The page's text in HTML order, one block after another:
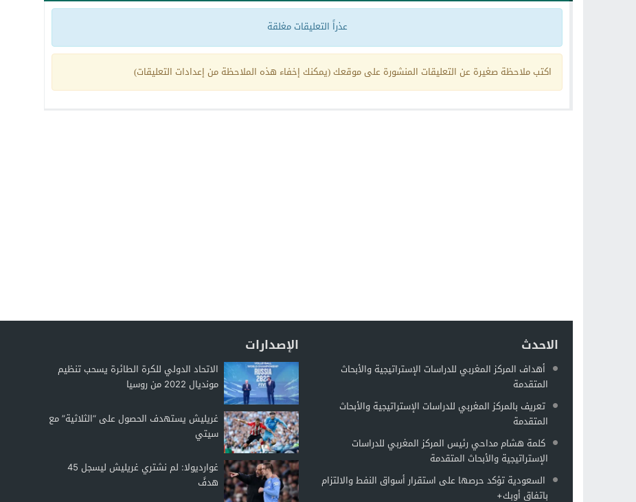
عذراً التعليقات مغلقة
اكتب ملاحظة صغيرة عن التعليقات المنشورة على موقعك (يمكنك إخفاء هذه الملاحظة من إعدادات التعليقات)
الاحدث
أهداف المركز المغربي للدراسات الإستراتيجية والأبحاث
المتقدمة
تعريف بالمركز المغربي للدراسات الإستراتيجية والأبحاث
المتقدمة
كلمة هشام مداحي رئيس المركز المغربي للدراسات
الإستراتيجية والأبحاث المتقدمة
السعودية تؤكد حرصها على استقرار أسواق النفط والالتزام
باتفاق أوبك+
الإصدارات
الاتحاد الدولي للكرة الطائرة يسحب تنظيم
مونديال 2022 من روسيا
غريليش يستهدف الحصول على “الثلاثية” مع
سيتي
غوارديولا: لم نشتري غريليش ليسجل 45
هدفً